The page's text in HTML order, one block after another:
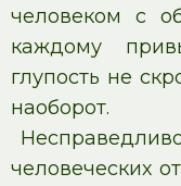
человеком с
каждому
глупость не
наоборот.
человеческих